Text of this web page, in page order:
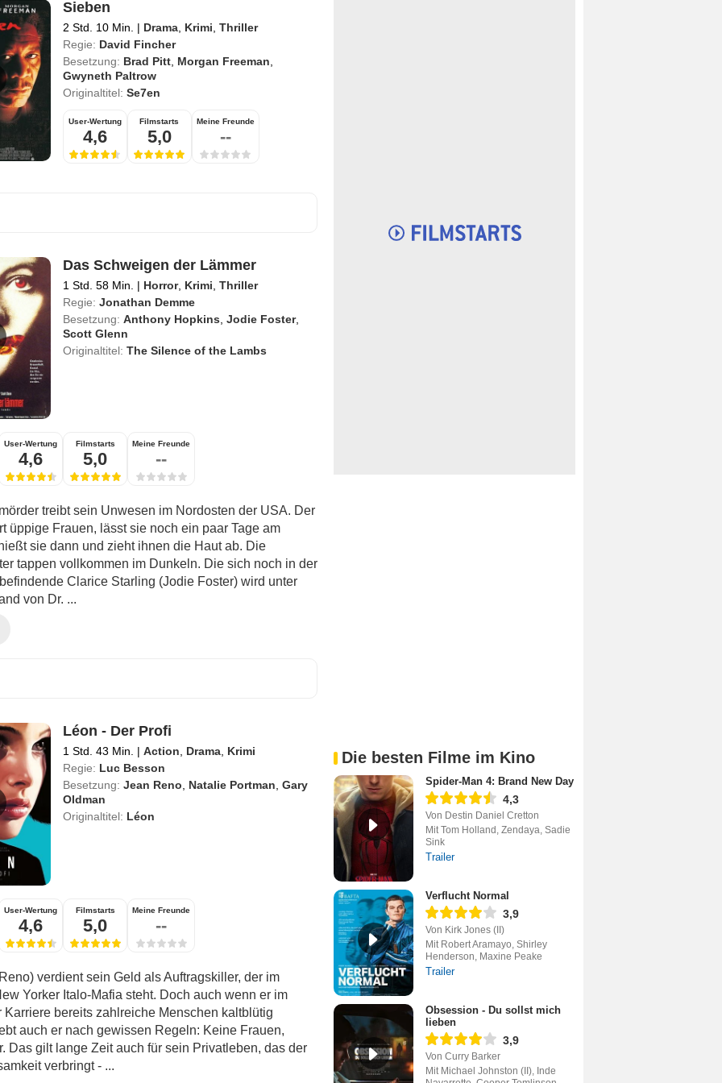
Sieben
2 Std. 10 Min. | Drama, Krimi Thriller
Regie: David Fincher
Besetzung: Brad Pitt, Morgan Freeman
Gwyneth Paltrow
Originaltitel: Se7en
User-Wertung
4,6
Filmstarts
5,0
Meine Freunde
--
Das Schweigen der Lämmer
1 Std. 58 Min. | Horror, Krimi Thriller
Regie: Jonathan Demme
Besetzung: Anthony Hopkins Jodie Foster,
Scott Glenn
Originaltitel: The Silence of the Lambs
User-Wertung
4,6
Filmstarts
5,0
Meine Freunde
--
treibt sein Unwesen im Nordosten der USA. Der
üppige Frauen, lässt sie noch ein paar Tage am
sie dann und zieht ihnen die Haut ab. Die
tappen vollkommen im Dunkeln. Die sich noch in der
Clarice Starling (Jodie Foster) wird unter
von Dr. ...
Léon - Der Profi
1 Std. 43 Min. | Action, Drama, Krimi
Regie: Luc Besson
Besetzung: Jean Reno, Natalie Portman, Gary
Oldman
Originaltitel: Léon
User-Wertung
4,6
Filmstarts
5,0
Meine Freunde
--
verdient sein Geld als Auftragskiller, der im
Yorker Italo-Mafia steht. Doch auch wenn er im
Karriere bereits zahlreiche Menschen kaltblütig
auch er nach gewissen Regeln: Keine Frauen,
Das gilt lange Zeit auch für sein Privatleben, das der
verbringt - ...
Die besten Filme im Kino
Spider-Man 4: Brand New Day
4,3
Von Destin Daniel Cretton
Mit Tom Holland, Zendaya, Sadie
Sink
Trailer
Verflucht Normal
3,9
Von Kirk Jones (II)
Mit Robert Aramayo, Shirley
Henderson, Maxine Peake
Trailer
Obsession - Du sollst mich
lieben
3,9
Von Curry Barker
Mit Michael Johnston (II), Inde